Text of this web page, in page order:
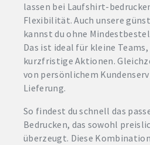
lassen bei Laufshirt-
Flexibilität. Auch unsere
kannst du ohne
Das ist ideal für kleine
kurzfristige Aktionen.
von persönlichem
Lieferung.
So findest du schnell das
Bedrucken, das sowohl
überzeugt. Diese